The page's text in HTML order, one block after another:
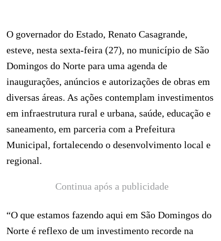
O governador do Estado, Renato Casagrande,
esteve, nesta sexta-feira (27), no município de São
Domingos do Norte para uma agenda de
inaugurações, anúncios e autorizações de obras em
diversas áreas. As ações contemplam investimentos
em infraestrutura rural e urbana, saúde, educação e
saneamento, em parceria com a Prefeitura
Municipal, fortalecendo o desenvolvimento local e
regional.
Continua após a publicidade
“O que estamos fazendo aqui em São Domingos do
Norte é reflexo de um investimento recorde na